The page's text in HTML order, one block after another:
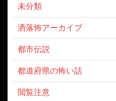
未分類
洒落怖アーカイブ
都市伝説
都道府県の怖い話
閲覧注意